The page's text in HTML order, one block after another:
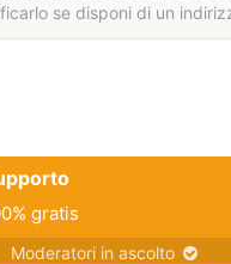
se disponi di un
gratis
Moderatori in ascolto